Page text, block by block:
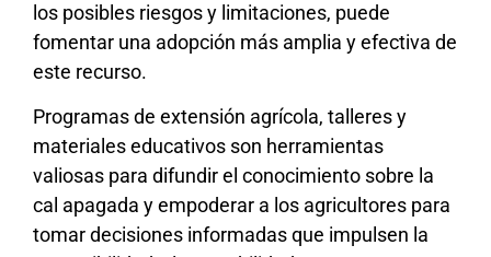
los posibles riesgos y limitaciones, puede
fomentar una adopción más amplia y efectiva de
este recurso.
Programas de extensión agrícola, talleres y
materiales educativos son herramientas
valiosas para difundir el conocimiento sobre la
cal apagada y empoderar a los agricultores para
tomar decisiones informadas que impulsen la